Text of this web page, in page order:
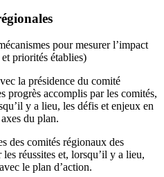
pour mesurer l’impact
priorités établies)
la présidence du comité
progrès accomplis par les comités,
y a lieu, les défis et enjeux en
du plan.
des comités régionaux des
réussites et, lorsqu’il y a lieu,
le plan d’action.